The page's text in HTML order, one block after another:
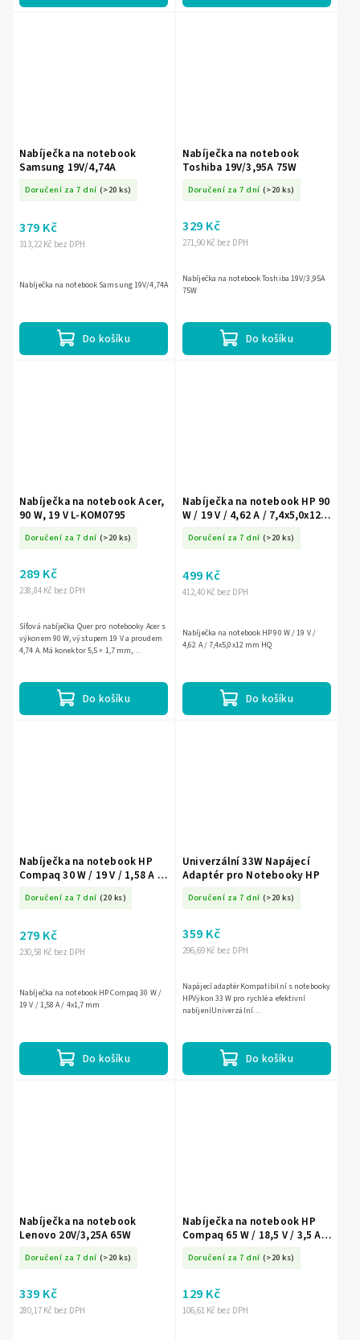
Nabíječka na notebook
Samsung 19V/4,74A
Doručení za 7 dní (>20 ks)
313,22 Kč bez DPH
379 Kč
Do košíku
Nabíječka na notebook Samsung 19V/4,74A
Nabíječka na notebook
Toshiba 19V/3,95A 75W
Doručení za 7 dní (>20 ks)
271,90 Kč bez DPH
329 Kč
Do košíku
Nabíječka na notebook Toshiba 19V/3,95A
75W
Nabíječka na notebook Acer,
90 W, 19 V L-KOM0795
Doručení za 7 dní (>20 ks)
238,84 Kč bez DPH
289 Kč
Do košíku
Síťová nabíječka Quer pro notebooky Acer s
výkonem 90 W, výstupem 19 V a proudem
4,74 A. Má konektor 5,5 × 1,7 mm,
Nabíječka na notebook HP 90
W / 19 V / 4,62 A / 7,4x5,0x12
Doručení za 7 dní (>20 ks)
412,40 Kč bez DPH
499 Kč
Do košíku
Nabíječka na notebook HP 90 W / 19 V /
4,62 A / 7,4x5,0x12 mm HQ
Nabíječka na notebook HP
Compaq 30 W / 19 V / 1,58 A /
Doručení za 7 dní (20 ks)
230,58 Kč bez DPH
279 Kč
Do košíku
Nabíječka na notebook HP Compaq 30 W /
19 V / 1,58 A / 4x1,7 mm
Univerzální 33W Napájecí
Adaptér pro Notebooky HP
Doručení za 7 dní (>20 ks)
296,69 Kč bez DPH
359 Kč
Do košíku
Napájecí adaptérKompatibilní s notebooky
HPVýkon 33 W pro rychlé a efektivní
nabíjeníUniverzální
Nabíječka na notebook
Lenovo 20V/3,25A 65W
Doručení za 7 dní (>20 ks)
280,17 Kč bez DPH
339 Kč
Nabíječka na notebook HP
Compaq 65 W / 18,5 V / 3,5 A /
Doručení za 7 dní (>20 ks)
106,61 Kč bez DPH
129 Kč